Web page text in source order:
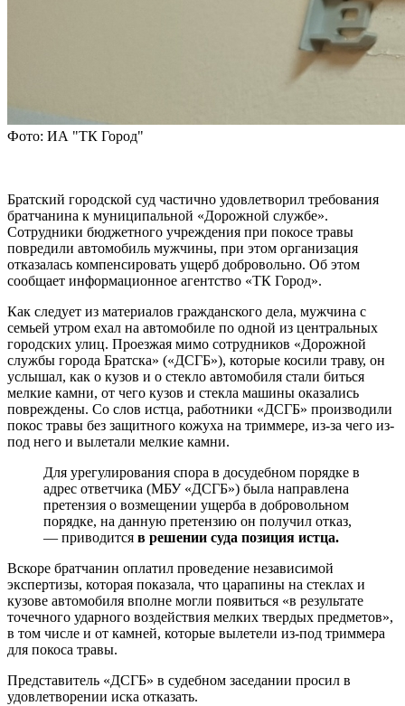
Фото: ИА "ТК Город"
Братский городской суд частично удовлетворил требования
братчанина к муниципальной «Дорожной службе».
Сотрудники бюджетного учреждения при покосе травы
повредили автомобиль мужчины, при этом организация
отказалась компенсировать ущерб добровольно. Об этом
сообщает информационное агентство «ТК Город».
Как следует из материалов гражданского дела, мужчина с
семьей утром ехал на автомобиле по одной из центральных
городских улиц. Проезжая мимо сотрудников «Дорожной
службы города Братска» («ДСГБ»), которые косили траву, он
услышал, как о кузов и о стекло автомобиля стали биться
мелкие камни, от чего кузов и стекла машины оказались
повреждены. Со слов истца, работники «ДСГБ» производили
покос травы без защитного кожуха на триммере, из-за чего из-
под него и вылетали мелкие камни.
Для урегулирования спора в досудебном порядке в
адрес ответчика (МБУ «ДСГБ») была направлена
претензия о возмещении ущерба в добровольном
порядке, на данную претензию он получил отказ,
— приводится в решении суда позиция истца.
Вскоре братчанин оплатил проведение независимой
экспертизы, которая показала, что царапины на стеклах и
кузове автомобиля вполне могли появиться «в результате
точечного ударного воздействия мелких твердых предметов»,
в том числе и от камней, которые вылетели из-под триммера
для покоса травы.
Представитель «ДСГБ» в судебном заседании просил в
удовлетворении иска отказать.